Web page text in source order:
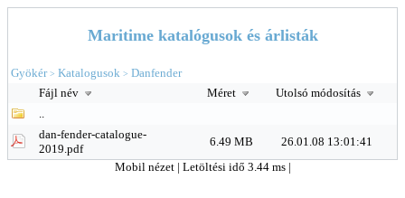
Maritime katalógusok és árlisták
Gyökér> Katalogusok > Danfender
Fájl név
Méret
Utolsó módosítás
..
dan-fender-catalogue-
2019.pdf
6.49 MB
26.01.08 13:01:41
Mobil nézet | Letöltési idő 3.44 ms |